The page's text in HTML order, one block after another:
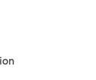
disponible